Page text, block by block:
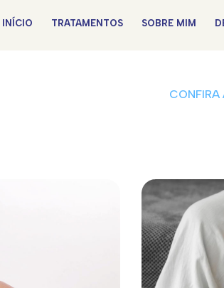
INÍCIO TRATAMENTOS SOBRE MIM
CONFIRA